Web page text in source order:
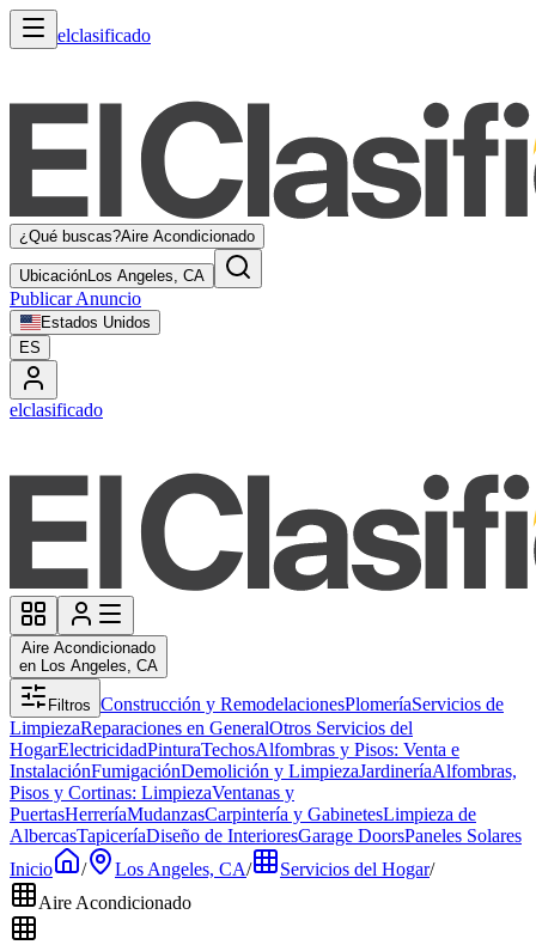
elclasificado
¿Qué buscas?Aire Acondicionado
UbicaciónLos Angeles, CA
Publicar Anuncio
Estados Unidos
ES
elclasificado
Aire Acondicionado
en Los Angeles, CA
Filtros Construcción y RemodelacionesPlomeríaServicios de
LimpiezaReparaciones en GeneralOtros Servicios del
HogarElectricidadPinturaTechosAlfombras y Pisos: Venta e
InstalaciónFumigaciónDemolición y LimpiezaJardineríaAlfombras,
Pisos y Cortinas: LimpiezaVentanas y
PuertasHerreríaMudanzasCarpintería y GabinetesLimpieza de
AlbercasTapiceríaDiseño de InterioresGarage DoorsPaneles Solares
Inicio
/ Los Angeles, CA/ Servicios del Hogar/
Aire Acondicionado